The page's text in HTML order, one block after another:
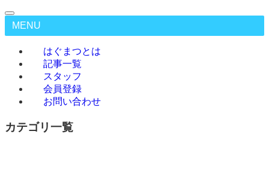
MENU
はぐまつとは
記事一覧
スタッフ
会員登録
お問い合わせ
カテゴリ一覧